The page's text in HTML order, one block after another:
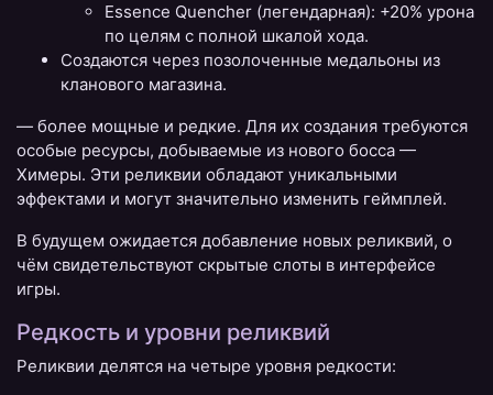
Essence Quencher (легендарная): +20% урона
по целям с полной шкалой хода.
Создаются через позолоченные медальоны из
кланового магазина.
— более мощные и редкие. Для их создания требуются
особые ресурсы, добываемые из нового босса —
Химеры. Эти реликвии обладают уникальными
эффектами и могут значительно изменить геймплей.
В будущем ожидается добавление новых реликвий, о
чём свидетельствуют скрытые слоты в интерфейсе
игры.
Редкость и уровни реликвий
Реликвии делятся на четыре уровня редкости: